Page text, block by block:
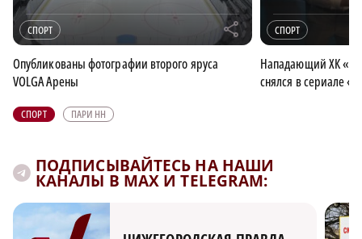
СПОРТ r
Опубликованы фотографии второго яруса
VOLGA Арены
СПОРТ
Нападающий ХК
снялся в сериале
СПОРТ ПАРИ НН
ПОДПИСЫВАЙТЕСЬ НА НАШИ
КАНАЛЫ В MAX И TELEGRAM: